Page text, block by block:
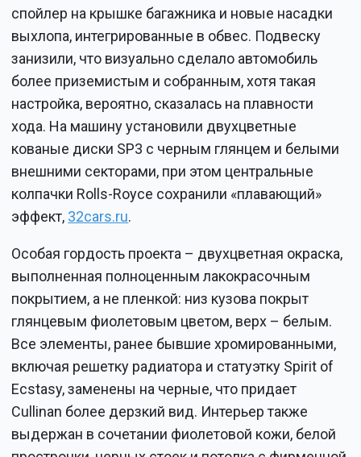
спойлер на крышке багажника и новые насадки
выхлопа, интегрированные в обвес. Подвеску
занизили, что визуально сделало автомобиль
более приземистым и собранным, хотя такая
настройка, вероятно, сказалась на плавности
хода. На машину установили двухцветные
кованые диски SP3 с черным глянцем и белыми
внешними секторами, при этом центральные
колпачки Rolls-Royce сохранили «плавающий»
эффект, 32cars.ru.
Особая гордость проекта – двухцветная окраска,
выполненная полноценным лакокрасочным
покрытием, а не пленкой: низ кузова покрыт
глянцевым фиолетовым цветом, верх – белым.
Все элементы, ранее бывшие хромированными,
включая решетку радиатора и статуэтку Spirit of
Ecstasy, заменены на черные, что придает
Cullinan более дерзкий вид. Интерьер также
выдержан в сочетании фиолетовой кожи, белой